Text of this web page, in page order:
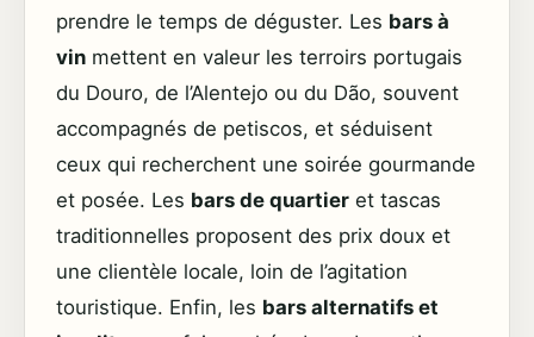
prendre le temps de déguster. Les bars à
vin mettent en valeur les terroirs portugais
du Douro, de l’Alentejo ou du Dão, souvent
accompagnés de petiscos, et séduisent
ceux qui recherchent une soirée gourmande
et posée. Les bars de quartier et tascas
traditionnelles proposent des prix doux et
une clientèle locale, loin de l’agitation
touristique. Enfin, les bars alternatifs et